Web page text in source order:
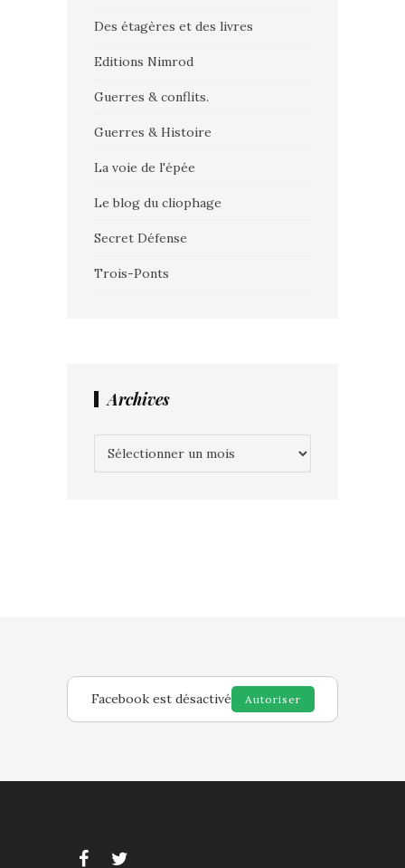
Des étagères et des livres
Editions Nimrod
Guerres & conflits.
Guerres & Histoire
La voie de l'épée
Le blog du cliophage
Secret Défense
Trois-Ponts
Archives
Facebook est désactivé Autoriser